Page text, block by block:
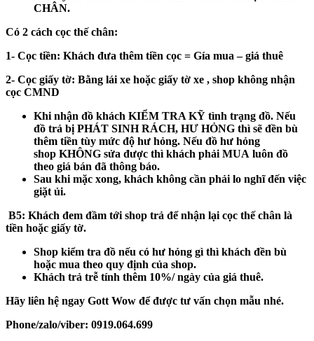
CHÂN.
Có 2 cách cọc thế chân:
1- Cọc tiền: Khách đưa thêm tiền cọc = Gía mua – giá thuê
2- Cọc giấy tờ: Bằng lái xe hoặc giấy tờ xe , shop không nhận
cọc CMND
Khi nhận đồ khách KIỂM TRA KỸ tình trạng đồ. Nếu
đồ trả bị PHÁT SINH RÁCH, HƯ HỎNG thì sẽ đền bù
thêm tiền tùy mức độ hư hỏng. Nếu đồ hư hỏng
shop KHÔNG sửa được thì khách phải MUA luôn đồ
theo giá bán đã thông báo.
Sau khi mặc xong, khách không cần phải lo nghĩ đến việc
giặt ủi.
B5: Khách đem đầm tới shop trả để nhận lại cọc thế chân là
tiền hoặc giấy tờ.
Shop kiểm tra đồ nếu có hư hỏng gì thì khách đền bù
hoặc mua theo quy định của shop.
Khách trả trễ tính thêm 10%/ ngày của giá thuê.
Hãy liên hệ ngay Gott Wow để được tư vấn chọn mẫu nhé.
Phone/zalo/viber: 0919.064.699